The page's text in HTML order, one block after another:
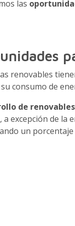
las
renovables
su consumo de
de
a excepción de
un